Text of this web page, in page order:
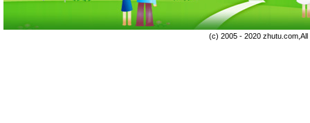
(c) 2005 - 2020